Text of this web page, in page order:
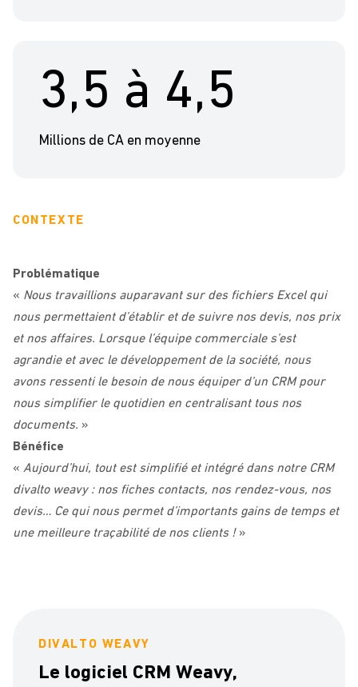
3,5 à 4,5
Millions de CA en moyenne
CONTEXTE
Problématique
« Nous travaillions auparavant sur des fichiers Excel qui
nous permettaient d’établir et de suivre nos devis, nos prix
et nos affaires. Lorsque l’équipe commerciale s’est
agrandie et avec le développement de la société, nous
avons ressenti le besoin de nous équiper d’un CRM pour
nous simplifier le quotidien en centralisant tous nos
documents. »
Bénéfice
« Aujourd’hui, tout est simplifié et intégré dans notre CRM
divalto weavy : nos fiches contacts, nos rendez-vous, nos
devis… Ce qui nous permet d’importants gains de temps et
une meilleure traçabilité de nos clients !»
DIVALTO WEAVY
Le logiciel CRM Weavy,